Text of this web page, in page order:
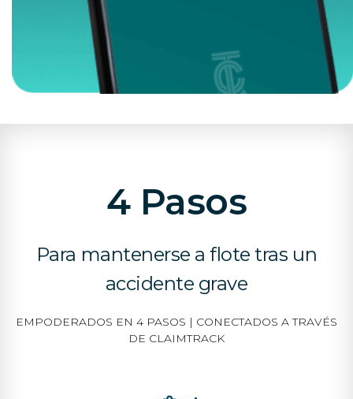
4 Pasos
Para mantenerse a flote tras un
accidente grave
EMPODERADOS EN 4 PASOS | CONECTADOS A TRAVÉS
DE CLAIMTRACK